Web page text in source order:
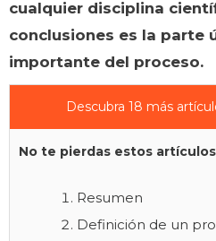
cualquier disciplina
conclusiones es la parte
importante del proceso.
Descubra 18 más
No te pierdas estos
Resumen
Definición de un